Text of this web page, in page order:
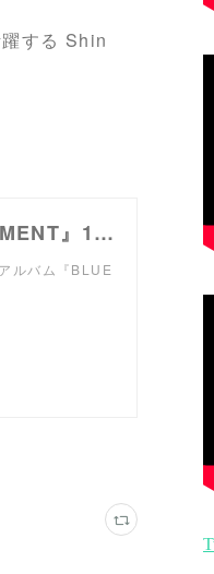
する Shin
【情報解禁】AATA full album『BLUE MOMENT』12/11 Release !!
ルバム『BLUE